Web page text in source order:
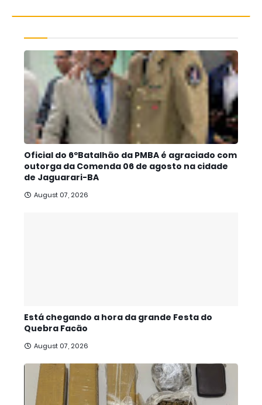
Oficial do 6ºBatalhão da PMBA é agraciado com
outorga da Comenda 06 de agosto na cidade
de Jaguarari-BA
August 07, 2026
Está chegando a hora da grande Festa do
Quebra Facão
August 07, 2026